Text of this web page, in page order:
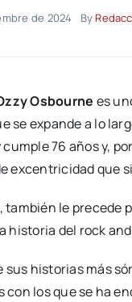
de 2024 By
Osbourne es
se expande a lo
cumple 76 años y,
excentricidad que
le precede
historia del rock
sus historias más
con los que se ha